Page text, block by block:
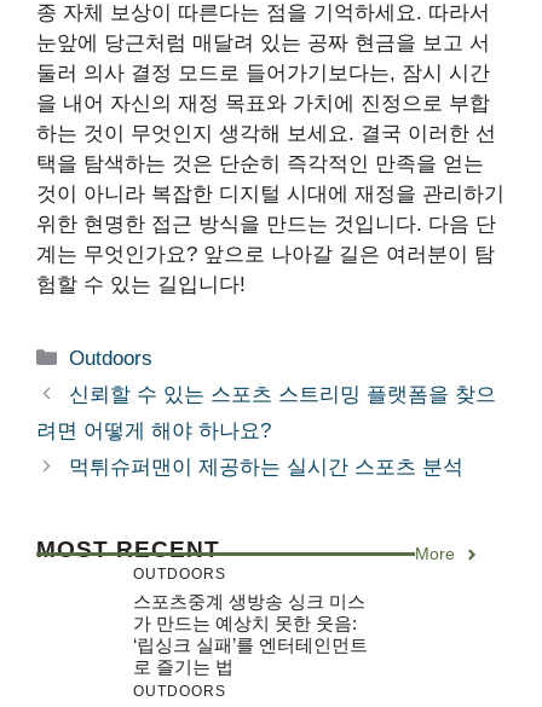
종 자체 보상이 따른다는 점을 기억하세요. 따라서
눈앞에 당근처럼 매달려 있는 공짜 현금을 보고 서
둘러 의사 결정 모드로 들어가기보다는, 잠시 시간
을 내어 자신의 재정 목표와 가치에 진정으로 부합
하는 것이 무엇인지 생각해 보세요. 결국 이러한 선
택을 탐색하는 것은 단순히 즉각적인 만족을 얻는
것이 아니라 복잡한 디지털 시대에 재정을 관리하기
위한 현명한 접근 방식을 만드는 것입니다. 다음 단
계는 무엇인가요? 앞으로 나아갈 길은 여러분이 탐
험할 수 있는 길입니다!
Categories
Outdoors
신뢰할 수 있는 스포츠 스트리밍 플랫폼을 찾으
려면 어떻게 해야 하나요?
먹튀슈퍼맨이 제공하는 실시간 스포츠 분석
MOST RECENT More
OUTDOORS
스포츠중계 생방송 싱크 미스
가 만드는 예상치 못한 웃음:
‘립싱크 실패’를 엔터테인먼트
로 즐기는 법
OUTDOORS